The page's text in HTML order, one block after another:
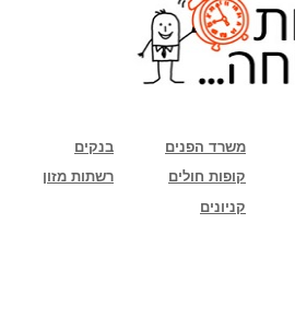
בנקים משרד הפנים
רשתות מזון
קופות חולים
קניונים